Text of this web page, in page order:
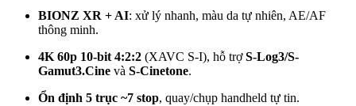
BIONZ XR + AI: xử lý nhanh, màu da tự nhiên, AE/AF
thông minh.
4K 60p 10-bit 4:2:2 (XAVC S-I), hỗ trợS-Log3/S-
Gamut3.Cine và S-Cinetone.
Ổn định 5 trục ~7 stop, quay/chụp handheld tự tin.